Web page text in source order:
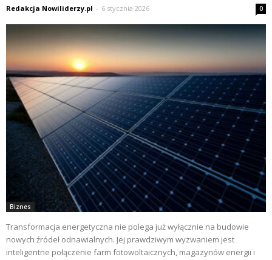
Redakcja Nowiliderzy.pl - 6 stycznia 2026 0
Biznes
Transformacja energetyczna nie polega już wyłącznie na budowie
nowych źródeł odnawialnych. Jej prawdziwym wyzwaniem jest
inteligentne połączenie farm fotowoltaicznych, magazynów energii i